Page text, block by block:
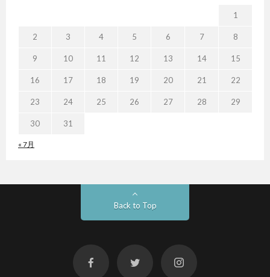
« 7月
1
2 3 4 5 6 7 8
9 10 11 12 13 14 15
16 17 18 19 20 21 22
23 24 25 26 27 28 29
30 31
Back to Top